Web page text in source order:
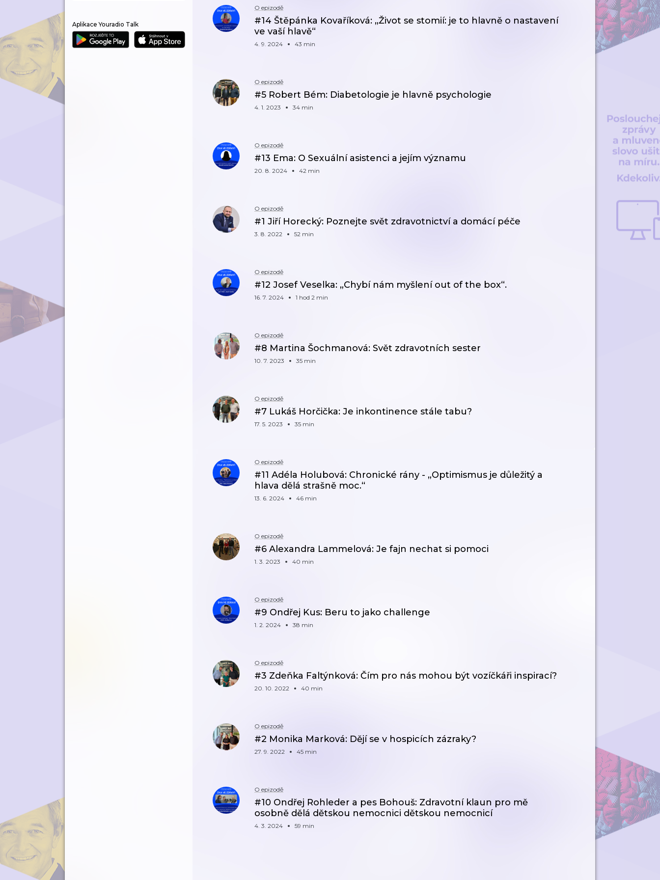
Aplikace Youradio Talk
O epizodě
#14 Štěpánka Kovaříková: „Život se stomií: je to hlavně o nastavení
ve vaší hlavě“
4. 9. 2024 43 min
O epizodě
#5 Robert Bém: Diabetologie je hlavně psychologie
4. 1. 2023 34 min
O epizodě
#13 Ema: O Sexuální asistenci a jejím významu
20. 8. 2024 42 min
O epizodě
#1 Jiří Horecký: Poznejte svět zdravotnictví a domácí péče
3. 8. 2022 52 min
O epizodě
#12 Josef Veselka: „Chybí nám myšlení out of the box“.
16. 7. 2024 1 hod 2 min
O epizodě
#8 Martina Šochmanová: Svět zdravotních sester
10. 7. 2023 35 min
O epizodě
#7 Lukáš Horčička: Je inkontinence stále tabu?
17. 5. 2023 35 min
O epizodě
#11 Adéla Holubová: Chronické rány - „Optimismus je důležitý a
hlava dělá strašně moc.“
13. 6. 2024 46 min
O epizodě
#6 Alexandra Lammelová: Je fajn nechat si pomoci
1. 3. 2023 40 min
O epizodě
#9 Ondřej Kus: Beru to jako challenge
1. 2. 2024 38 min
O epizodě
#3 Zdeňka Faltýnková: Čím pro nás mohou být vozíčkáři inspirací?
20. 10. 2022 40 min
O epizodě
#2 Monika Marková: Dějí se v hospicích zázraky?
27. 9. 2022 45 min
O epizodě
#10 Ondřej Rohleder a pes Bohouš: Zdravotní klaun pro mě
osobně dělá dětskou nemocnici dětskou nemocnicí
4. 3. 2024 59 min